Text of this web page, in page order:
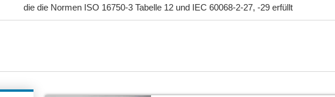
die die Normen ISO 16750-3 Tabelle 12 und IEC 60068-2-27, -29 erfüllt